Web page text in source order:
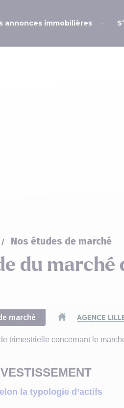
annonces immobilières
Nos études de marché
du
marché AGENCE
trimestrielle concernant le
la typologie d’actifs